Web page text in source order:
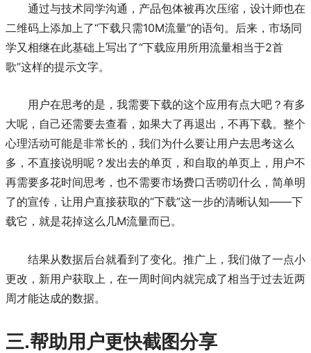
通过与技术同学沟通，产品包体被再次压缩，设计师也在
二维码上添加上了“下载只需10M流量”的语句。后来，市场同
学又相继在此基础上写出了“下载应用所用流量相当于2首
歌”这样的提示文字。
用户在思考的是，我需要下载的这个应用有点大吧？有多
大呢，自己还需要去查看，如果大了再退出，不再下载。整个
心理活动可能是非常长的，我们为什么要让用户去思考这么
多，不直接说明呢？发出去的单页，和自取的单页上，用户不
再需要多花时间思考，也不需要市场费口舌唠叨什么，简单明
了的宣传，让用户直接获取的“下载”这一步的清晰认知——下
载它，就是花掉这么几M流量而已。
结果从数据后台就看到了变化。推广上，我们做了一点小
更改，新用户获取上，在一周时间内就完成了相当于过去近两
周才能达成的数据。
三.帮助用户更快截图分享